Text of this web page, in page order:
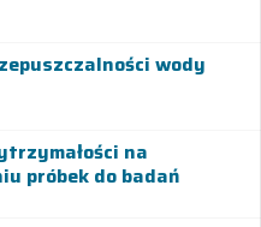
wody
na
próbek do badań